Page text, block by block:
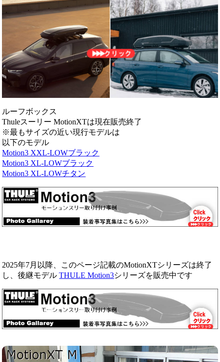
ルーフボックス
Thuleスーリー MotionXTは現在販売終了
※最もサイズの近い現行モデルは
以下のモデル
Motion3 XXL-LOWブラック
Motion3 XL-LOWブラック
Motion3 XL-LOWチタン
2025年7月以降、このページ記載のMotionXTシリーズは終了
し、後継モデルTHULE Motion3シリーズを販売中です